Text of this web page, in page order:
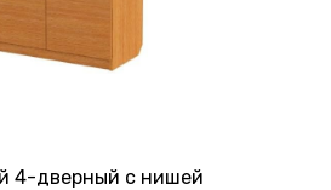
4-дверный с нишей